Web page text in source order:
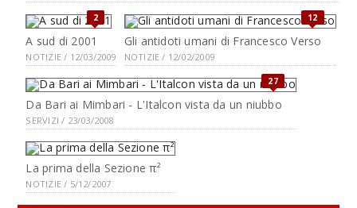
2
A sud di 2001
NOTIZIE / 12/03/2009
12
Gli antidoti umani di Francesco Verso
NOTIZIE / 12/02/2009
27
Da Bari ai Mimbari - L'Italcon vista da un niubbo
SERVIZI / 23/03/2008
La prima della Sezione π²
NOTIZIE / 5/12/2007